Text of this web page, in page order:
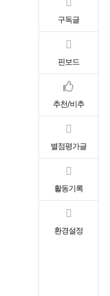
구독글
핀보드
추천/비추
별점평가글
활동기록
환경설정